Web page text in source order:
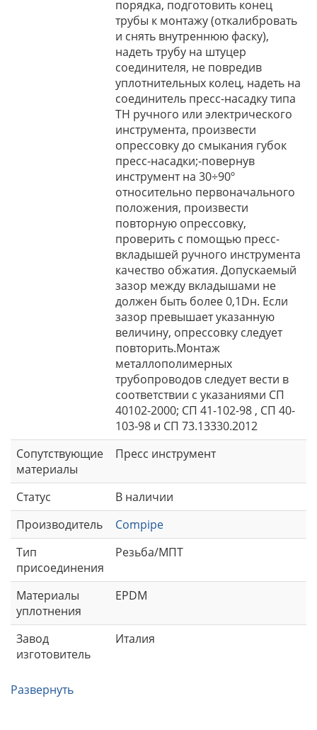
порядка, подготовить конец
трубы к монтажу (откалибровать
и снять внутреннюю фаску),
надеть трубу на штуцер
соединителя, не повредив
уплотнительных колец, надеть на
соединитель пресс-насадку типа
ТН ручного или электрического
инструмента, произвести
опрессовку до смыкания губок
пресс-насадки;-повернув
инструмент на 30÷90º
относительно первоначального
положения, произвести
повторную опрессовку,
проверить с помощью пресс-
вкладышей ручного инструмента
качество обжатия. Допускаемый
зазор между вкладышами не
должен быть более 0,1Dн. Если
зазор превышает указанную
величину, опрессовку следует
повторить.Монтаж
металлополимерных
трубопроводов следует вести в
соответствии с указаниями СП
40102-2000; СП 41-102-98 , СП 40-
103-98 и СП 73.13330.2012
Сопутствующие
материалы
Пресс инструмент
Статус
В наличии
Производитель
Compipe
Тип
присоединения
Резьба/МПТ
Материалы
уплотнения
EPDM
Завод
изготовитель
Италия
Развернуть